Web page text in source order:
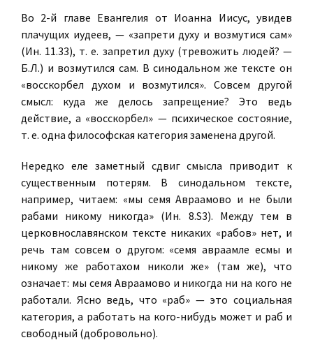
Во 2-й главе Евангелия от Иоанна Иисус, увидев
плачущих иудеев, — «запрети духу и возмутися сам»
(Ин. 11.33), т. е. запретил духу (тревожить людей? —
Б.Л.) и возмутился сам. В синодальном же тексте он
«восскорбел духом и возмутился». Совсем другой
смысл: куда же делось запрещение? Это ведь
действие, а «восскорбел» — психическое состояние,
т. е. одна философская категория заменена другой.
Нередко еле заметный сдвиг смысла приводит к
существенным потерям. В синодальном тексте,
например, читаем: «мы семя Авраамово и не были
рабами никому никогда» (Ин. 8.S3). Между тем в
церковнославянском тексте никаких «рабов» нет, и
речь там совсем о другом: «семя авраамле есмы и
никому же работахом николи же» (там же), что
означает: мы семя Авраамово и никогда ни на кого не
работали. Ясно ведь, что «раб» — это социальная
категория, а работать на кого-нибудь может и раб и
свободный (добровольно).